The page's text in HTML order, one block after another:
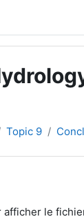
Topic 9
afficher le